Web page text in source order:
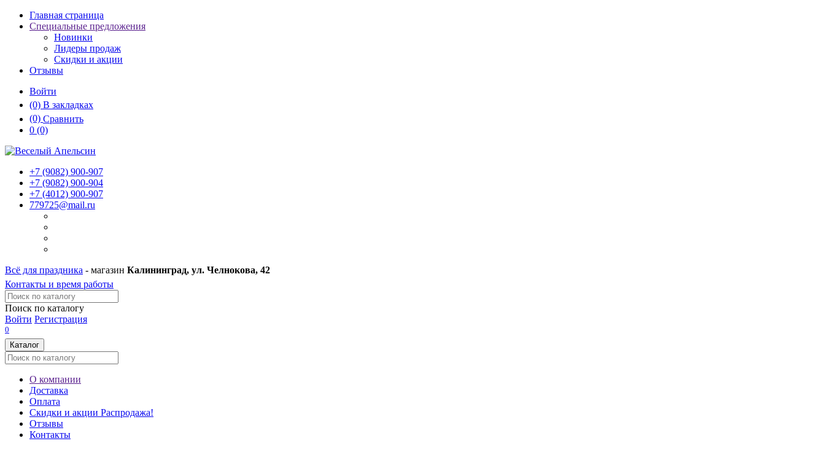
Главная страница
Специальные предложения
Новинки
Лидеры продаж
Скидки и акции
Отзывы
Войти
(0) В закладках
(0) Сравнить
0 (0)
+7 (9082) 900-907
+7 (9082) 900-904
+7 (4012) 900-907
779725@mail.ru
Всё для праздника - магазин Калининград, ул. Челнокова, 42
Контакты и время работы
Поиск по каталогу
Войти Регистрация
0
Каталог
О компании
Доставка
Оплата
Скидки и акции Распродажа!
Отзывы
Контакты